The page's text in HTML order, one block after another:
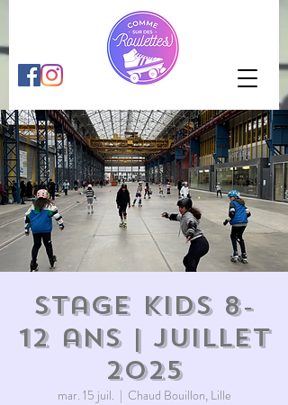
Stage KIDS 8-
12 ans | juillet
2025
mar. 15 juil.
  |
Chaud Bouillon, Lille